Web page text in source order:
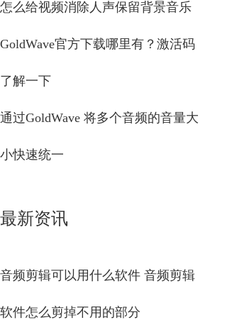
怎么给视频消除人声保留背景音乐
GoldWave官方下载哪里有？激活码
了解一下
通过GoldWave 将多个音频的音量大
小快速统一
最新资讯
音频剪辑可以用什么软件 音频剪辑
软件怎么剪掉不用的部分